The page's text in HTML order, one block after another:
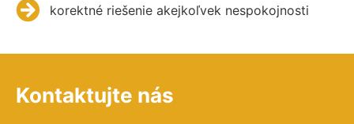
korektné riešenie akejkoľvek nespokojnosti
Kontaktujte nás